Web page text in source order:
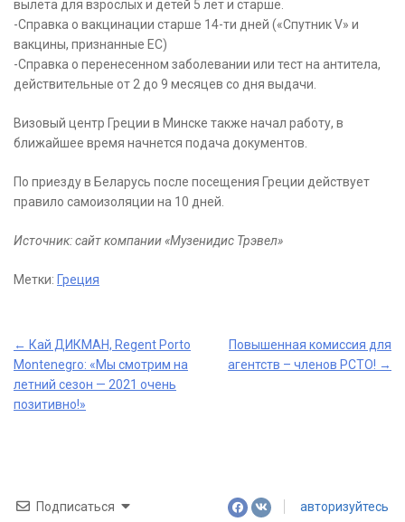
вылета для взрослых и детей 5 лет и старше.
-Справка о вакцинации старше 14-ти дней («Спутник V» и
вакцины, признанные ЕС)
-Справка о перенесенном заболевании или тест на антитела,
действительные от 2 до 9 месяцев со дня выдачи.
Визовый центр Греции в Минске также начал работу, в
ближайшее время начнется подача документов.
По приезду в Беларусь после посещения Греции действует
правило самоизоляции на 10 дней.
Источник: сайт компании «Музенидис Трэвел»
Метки: Греция
Post
navigation
← Кай ДИКМАН, Regent Porto
Montenegro: «Мы смотрим на
летний сезон — 2021 очень
позитивно!»
Повышенная комиссия для
агентств – членов РСТО! →
Подписаться авторизуйтесь